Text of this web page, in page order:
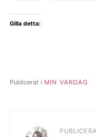
Gilla detta:
Publicerat i MIN VARDAG